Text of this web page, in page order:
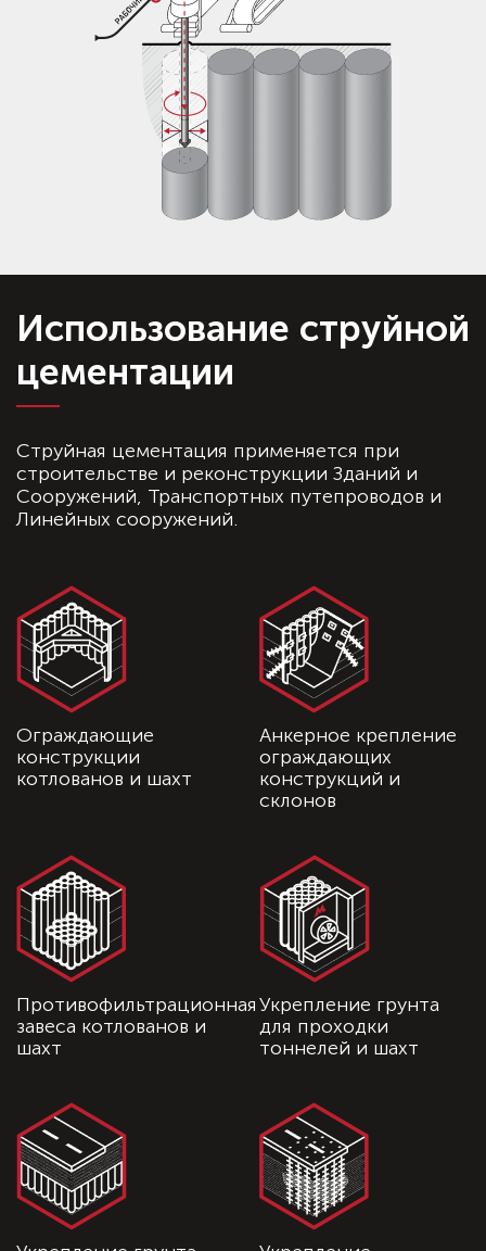
Использование струйной
цементации
Струйная цементация применяется при
строительстве и реконструкции Зданий и
Сооружений, Транспортных путепроводов и
Линейных сооружений.
Ограждающие
конструкции
котлованов и шахт
Анкерное крепление
ограждающих
конструкций и
склонов
Противофильтрационная
завеса котлованов и
шахт
Укрепление грунта
для проходки
тоннелей и шахт